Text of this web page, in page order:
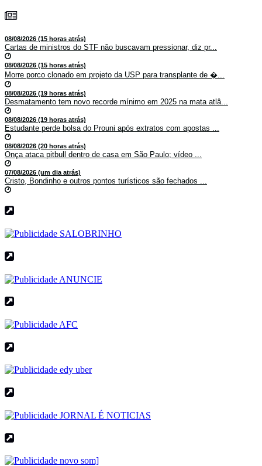
08/08/2026 (15 horas atrás)
Cartas de ministros do STF não buscavam pressionar, diz pr...
08/08/2026 (15 horas atrás)
Morre porco clonado em projeto da USP para transplante de �...
08/08/2026 (19 horas atrás)
Desmatamento tem novo recorde mínimo em 2025 na mata atlâ...
08/08/2026 (19 horas atrás)
Estudante perde bolsa do Prouni após extratos com apostas ...
08/08/2026 (20 horas atrás)
Onça ataca pitbull dentro de casa em São Paulo; vídeo ...
07/08/2026 (um dia atrás)
Cristo, Bondinho e outros pontos turísticos são fechados ...